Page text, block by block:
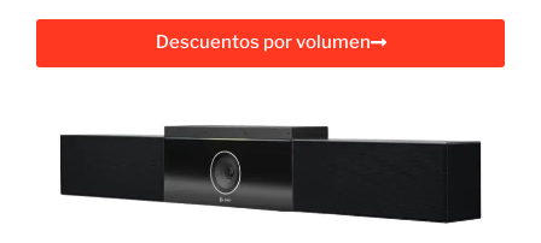
Descuentos por volumen